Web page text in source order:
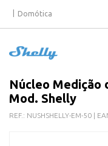
Domótica
Núcleo Medição
Mod. Shelly
REF.: NUSHSHELLY-EM-50 |